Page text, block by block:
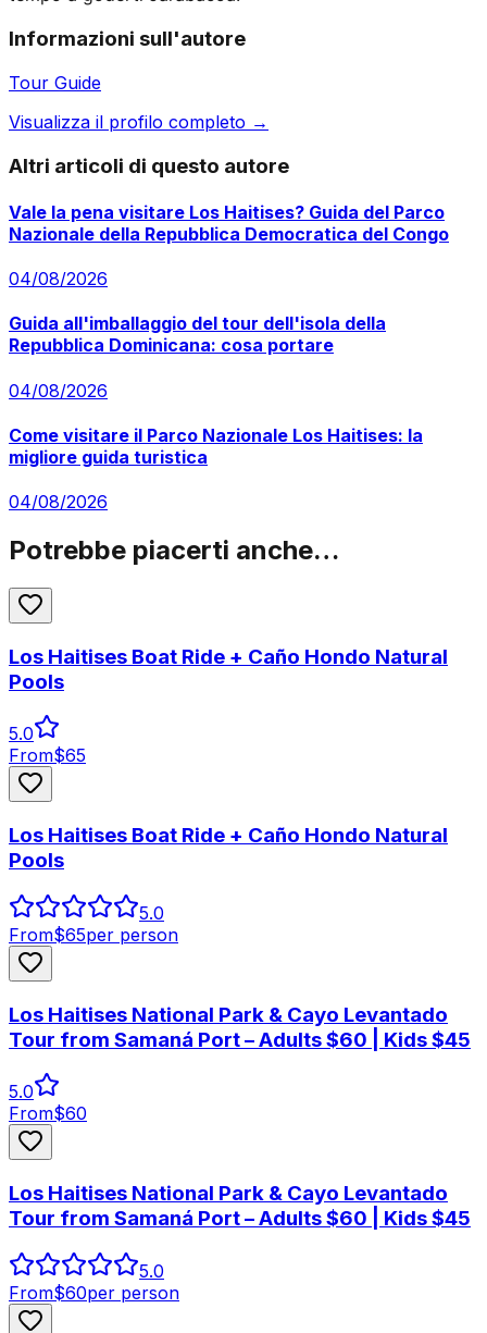
Informazioni sull'autore
Tour Guide
Visualizza il profilo completo →
Altri articoli di questo autore
Vale la pena visitare Los Haitises? Guida del Parco
Nazionale della Repubblica Democratica del Congo
04/08/2026
Guida all'imballaggio del tour dell'isola della
Repubblica Dominicana: cosa portare
04/08/2026
Come visitare il Parco Nazionale Los Haitises: la
migliore guida turistica
04/08/2026
Potrebbe piacerti anche…
Los Haitises Boat Ride + Caño Hondo Natural
Pools
5.0
From$65
Los Haitises Boat Ride + Caño Hondo Natural
Pools
5.0
From$65per person
Los Haitises National Park & Cayo Levantado
Tour from Samaná Port – Adults $60 | Kids $45
5.0
From$60
Los Haitises National Park & Cayo Levantado
Tour from Samaná Port – Adults $60 | Kids $45
5.0
From$60per person